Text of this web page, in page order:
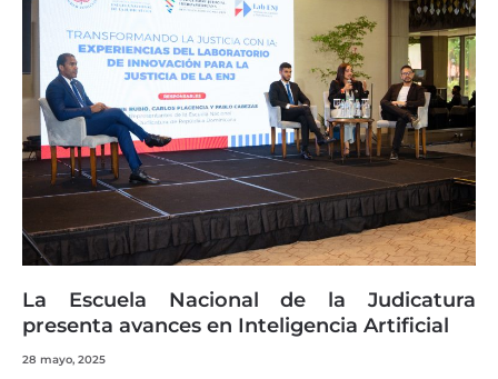
La Escuela Nacional de la Judicatura
presenta avances en Inteligencia Artificial
28 mayo, 2025